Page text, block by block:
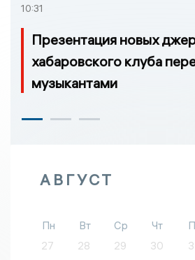
10:31
Презентация новых
хабаровского клуба
музыкантами
АВГУСТ
Пн Вт Ср Чт
27
28 29 30